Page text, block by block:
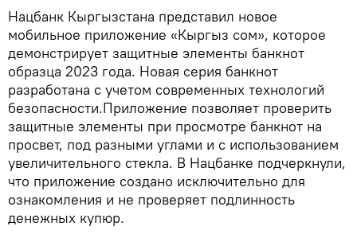
Нацбанк Кыргызстана представил новое
мобильное приложение «Кыргыз сом», которое
демонстрирует защитные элементы банкнот
образца 2023 года. Новая серия банкнот
разработана с учетом современных технологий
безопасности.Приложение позволяет проверить
защитные элементы при просмотре банкнот на
просвет, под разными углами и с использованием
увеличительного стекла. В Нацбанке подчеркнули,
что приложение создано исключительно для
ознакомления и не проверяет подлинность
денежных купюр.